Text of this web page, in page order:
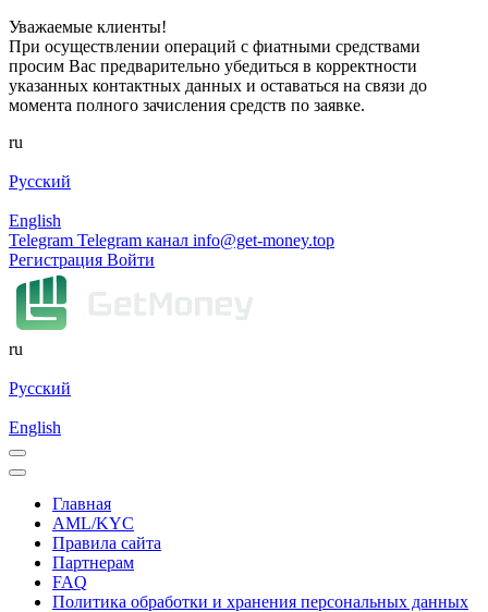
Уважаемые клиенты!
При осуществлении операций с фиатными средствами
просим Вас предварительно убедиться в корректности
указанных контактных данных и оставаться на связи до
момента полного зачисления средств по заявке.
ru
Русский
English
Telegram Telegram канал info@get-money.top
Регистрация Войти
ru
Русский
English
Главная
AML/KYC
Правила сайта
Партнерам
FAQ
Политика обработки и хранения персональных данных